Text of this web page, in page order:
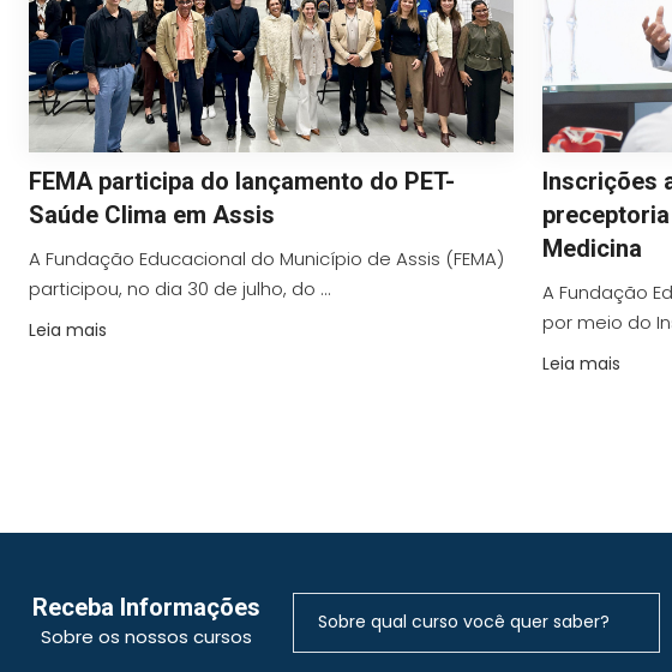
FEMA participa do lançamento do PET-
Saúde Clima em Assis
A Fundação Educacional do Município de Assis (FEMA)
participou, no dia 30 de julho, do ...
Leia mais
Inscrições
Medicina
A Fundação
por meio do
Leia mais
Receba Informações
Sobre os nossos cursos